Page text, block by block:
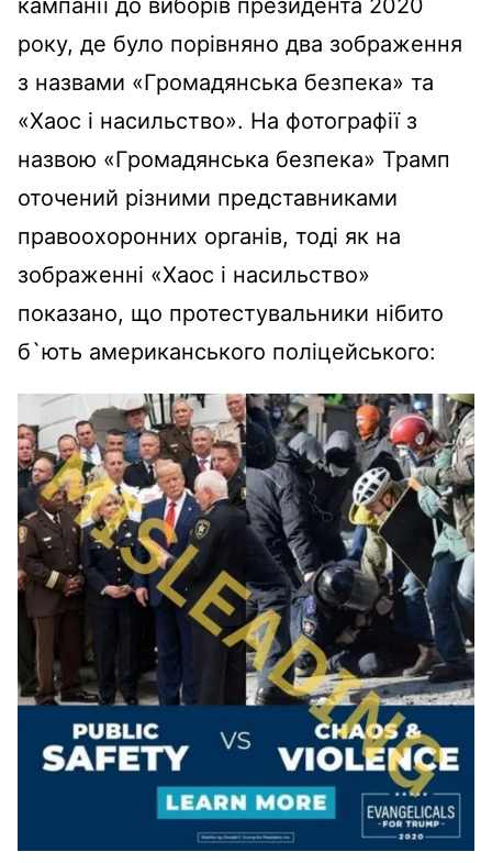
кампанії до виборів президента 2020
року, де було порівняно два зображення
з назвами «Громадянська безпека» та
«Хаос і насильство». На фотографії з
назвою «Громадянська безпека» Трамп
оточений різними представниками
правоохоронних органів, тоді як на
зображенні «Хаос і насильство»
показано, що протестувальники нібито
б`ють американського поліцейського: